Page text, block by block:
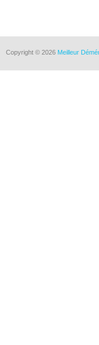
Copyright © 2026 Meilleur